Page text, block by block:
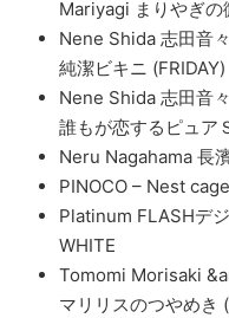
Mariyagi まりやぎの
Nene Shida 志田音
純潔ビキニ (FRIDAY)
Nene Shida 志田音
誰もが恋するピュア
Neru Nagahama 長
PINOCO – Nest
Platinum FLASHデ
WHITE
Tomomi Morisaki
マリリスのつやめき